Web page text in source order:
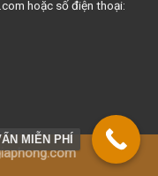
hoặc số điện thoại:
MIỄN PHÍ